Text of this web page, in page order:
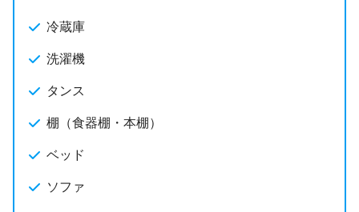
冷蔵庫
洗濯機
タンス
棚（食器棚・本棚）
ベッド
ソファ